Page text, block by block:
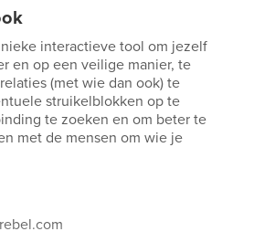
interactieve tool om jezelf
en op een veilige manier, te
(met wie dan ook) te
struikelblokken op te
te zoeken en om beter te
met de mensen om wie je